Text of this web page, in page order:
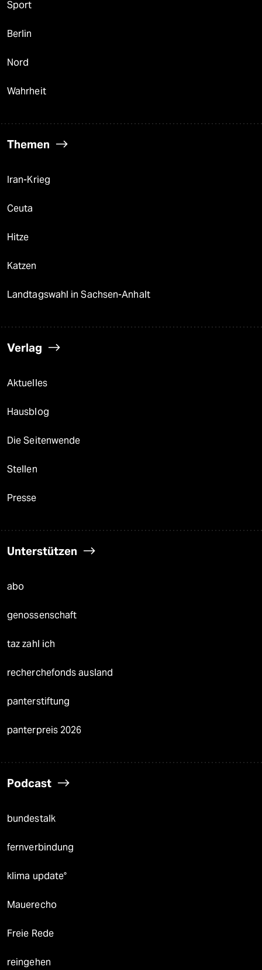
Sport
Berlin
Nord
Wahrheit
Themen
Iran-Krieg
Ceuta
Hitze
Katzen
Landtagswahl in Sachsen-Anhalt
Verlag
Aktuelles
Hausblog
Die Seitenwende
Stellen
Presse
Unterstützen
abo
genossenschaft
taz zahl ich
recherchefonds ausland
panterstiftung
panterpreis 2026
Podcast
bundestalk
fernverbindung
klima update°
Mauerecho
Freie Rede
reingehen